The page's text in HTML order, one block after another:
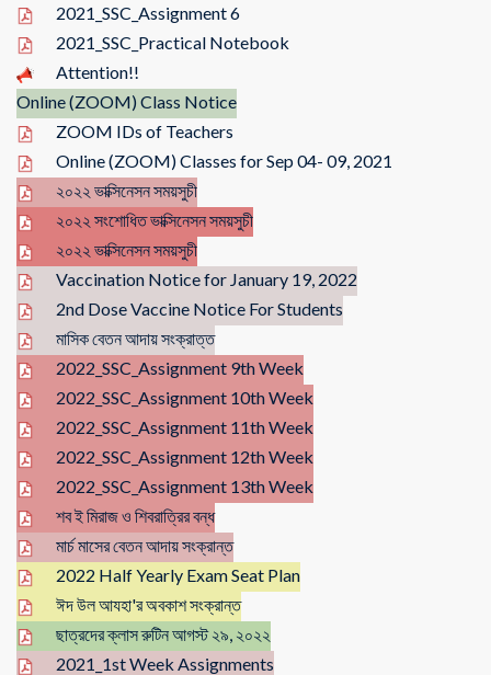
2021_SSC_Assignment 6
2021_SSC_Practical Notebook
Attention!!
Online (ZOOM) Class Notice
ZOOM IDs of Teachers
Online (ZOOM) Classes for Sep 04- 09, 2021
২০২২ ভাক্সিনেসন সময়সুচী
২০২২ সংশোধিত ভাক্সিনেসন সময়সুচী
২০২২ ভাক্সিনেসন সময়সুচী
Vaccination Notice for January 19, 2022
2nd Dose Vaccine Notice For Students
মাসিক বেতন আদায় সংক্রাত্ত
2022_SSC_Assignment 9th Week
2022_SSC_Assignment 10th Week
2022_SSC_Assignment 11th Week
2022_SSC_Assignment 12th Week
2022_SSC_Assignment 13th Week
শব ই মিরাজ ও শিবরাত্রির বন্ধ
মার্চ মাসের বেতন আদায় সংক্রান্ত
2022 Half Yearly Exam Seat Plan
ঈদ উল আযহা'র অবকাশ সংক্রান্ত
ছাত্রদের ক্লাস রুটিন আগস্ট ২৯, ২০২২
2021_1st Week Assignments